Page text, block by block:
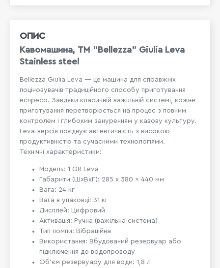
ОПИС
Кавомашина, ТМ "Bellezza" Giulia Leva
Stainless steel
Bellezza Giulia Leva — це машина для справжніх
поціновувачів традиційного способу приготування
еспресо. Завдяки класичній важільній системі, кожне
приготування перетворюється на процес з повним
контролем і глибоким зануренням у кавову культуру.
Leva-версія поєднує автентичність з високою
продуктивністю та сучасними технологіями.
Технічні характеристики:
Модель: 1 GR Leva
Габарити (ШxВxГ): 285 x 380 x 440 мм
Вага: 24 кг
Вага в упаковці: 31 кг
Дисплей: Цифровий
Активація: Ручна (важільна система)
Тип помпи: Вібраційна
Використання: Вбудований резервуар або
підключення до водопроводу
Об’єм резервуару для води: 1,8 л